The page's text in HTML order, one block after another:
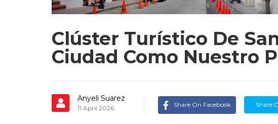
Clúster Turístico De
Ciudad Como Nuestro
Anyeli Suarez
11 April 2026 Share On Facebook Share